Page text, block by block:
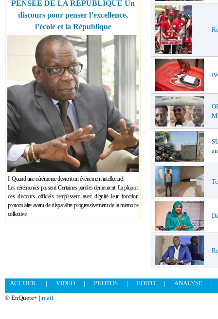
PENSÉE DE LA RÉPUBLIQUE Un
discours pour penser l’excellence,
l’école et la République
I. Quand une cérémonie devient un événement intellectuel
Les cérémonies passent. Certaines paroles demeurent. La plupart
des discours officiels remplissent avec dignité leur fonction
protocolaire avant de disparaître progressivement de la mémoire
collective.
ACCUEIL | VIDEO | PHOTOS | EDITO | ANALYSE
|
© EnQuete+ | mail